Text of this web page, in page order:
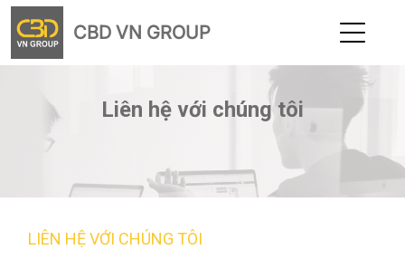
CBD VN GROUP
Liên hệ với chúng tôi
LIÊN HỆ VỚI CHÚNG TÔI